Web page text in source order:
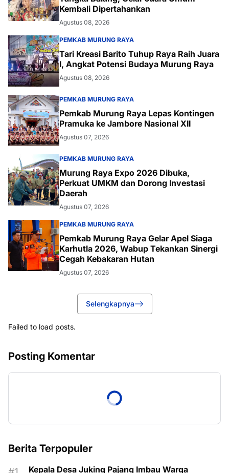
Kembali Dipertahankan
Agustus 08, 2026
PEMKAB MURUNG RAYA
Tari Kreasi Barito Tuhup Raya Raih Juara
I, Angkat Potensi Budaya Murung Raya
Agustus 08, 2026
PEMKAB MURUNG RAYA
Pemkab Murung Raya Lepas Kontingen
Pramuka ke Jambore Nasional XII
Agustus 07, 2026
PEMKAB MURUNG RAYA
Murung Raya Expo 2026 Dibuka,
Perkuat UMKM dan Dorong Investasi
Daerah
Agustus 07, 2026
PEMKAB MURUNG RAYA
Pemkab Murung Raya Gelar Apel Siaga
Karhutla 2026, Wabup Tekankan Sinergi
Cegah Kebakaran Hutan
Agustus 07, 2026
Selengkapnya
Failed to load posts.
Posting Komentar
Berita Terpopuler
Kepala Desa Juking Pajang Imbau Warga